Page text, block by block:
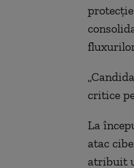
critice
La
atac
atribuit